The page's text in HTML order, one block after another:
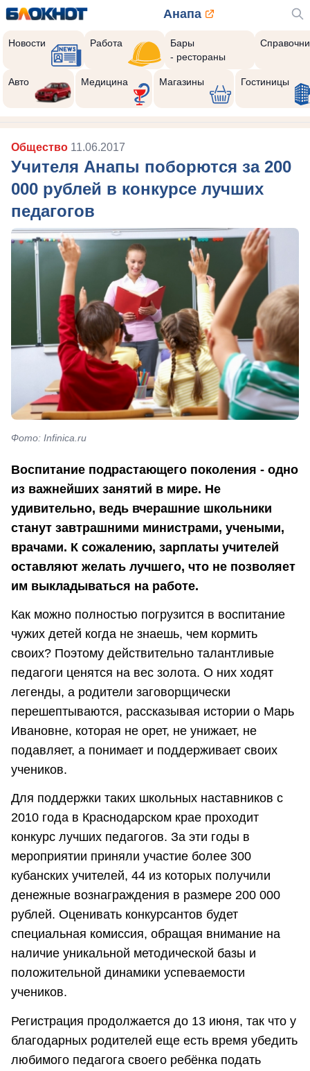
Анапа
Новости Работа
Бары
- рестораны
Авто Медицина Магазины Гостиницы
Общество 11.06.2017
Учителя Анапы поборются за 200
000 рублей в конкурсе лучших
педагогов
Фото: Infinica.ru
Воспитание подрастающего поколения - одно
из важнейших занятий в мире. Не
удивительно, ведь вчерашние школьники
станут завтрашними министрами, учеными,
врачами. К сожалению, зарплаты учителей
оставляют желать лучшего, что не позволяет
им выкладываться на работе.
Как можно полностью погрузится в воспитание
чужих детей когда не знаешь, чем кормить
своих? Поэтому действительно талантливые
педагоги ценятся на вес золота. О них ходят
легенды, а родители заговорщически
перешептываются, рассказывая истории о Марь
Ивановне, которая не орет, не унижает, не
подавляет, а понимает и поддерживает своих
учеников.
Для поддержки таких школьных наставников с
2010 года в Краснодарском крае проходит
конкурс лучших педагогов. За эти годы в
мероприятии приняли участие более 300
кубанских учителей, 44 из которых получили
денежные вознаграждения в размере 200 000
рублей. Оценивать конкурсантов будет
специальная комиссия, обращая внимание на
наличие уникальной методической базы и
положительной динамики успеваемости
учеников.
Регистрация продолжается до 13 июня, так что у
благодарных родителей еще есть время убедить
любимого педагога своего ребёнка подать